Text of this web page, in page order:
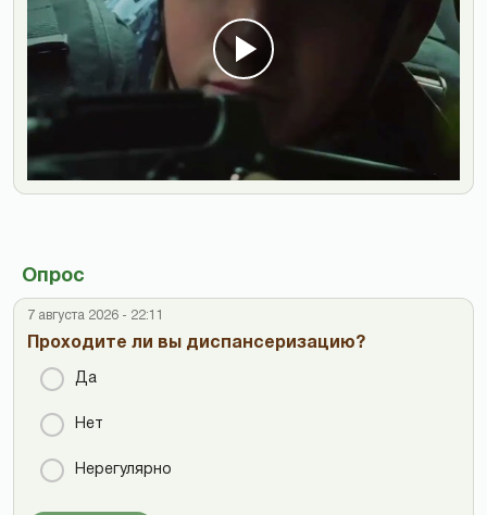
Опрос
7 августа 2026 - 22:11
Проходите ли вы диспансеризацию?
Да
Нет
Нерегулярно